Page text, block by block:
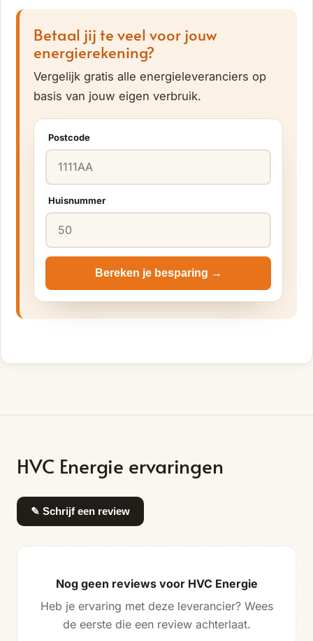
Betaal jij te veel voor jouw
energierekening?
Vergelijk gratis alle energieleveranciers op
basis van jouw eigen verbruik.
Postcode
Huisnummer
Bereken je besparing →
HVC Energie ervaringen
✎ Schrijf een review
Nog geen reviews voor HVC Energie
Heb je ervaring met deze leverancier? Wees
de eerste die een review achterlaat.